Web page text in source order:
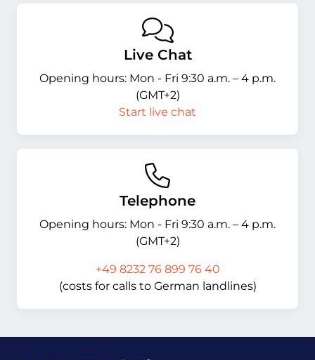
Live Chat
Opening hours: Mon - Fri 9:30 a.m. – 4 p.m.
(GMT+2)
Start live chat
Telephone
Opening hours: Mon - Fri 9:30 a.m. – 4 p.m.
(GMT+2)
+49 8232 76 899 76 40
(costs for calls to German landlines)